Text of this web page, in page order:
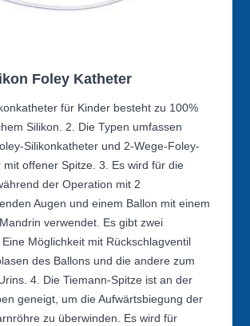
Foley Katheter
für Kinder besteht zu 100%
Silikon. 2. Die Typen umfassen
Silikonkatheter und 2-Wege-Foley-
mit offener Spitze. 3. Es wird für die
der Operation mit 2
Augen und einem Ballon mit einem
verwendet. Es gibt zwei
Möglichkeit mit Rückschlagventil
des Ballons und die andere zum
4. Die Tiemann-Spitze ist an der
geneigt, um die Aufwärtsbiegung der
zu überwinden. Es wird für